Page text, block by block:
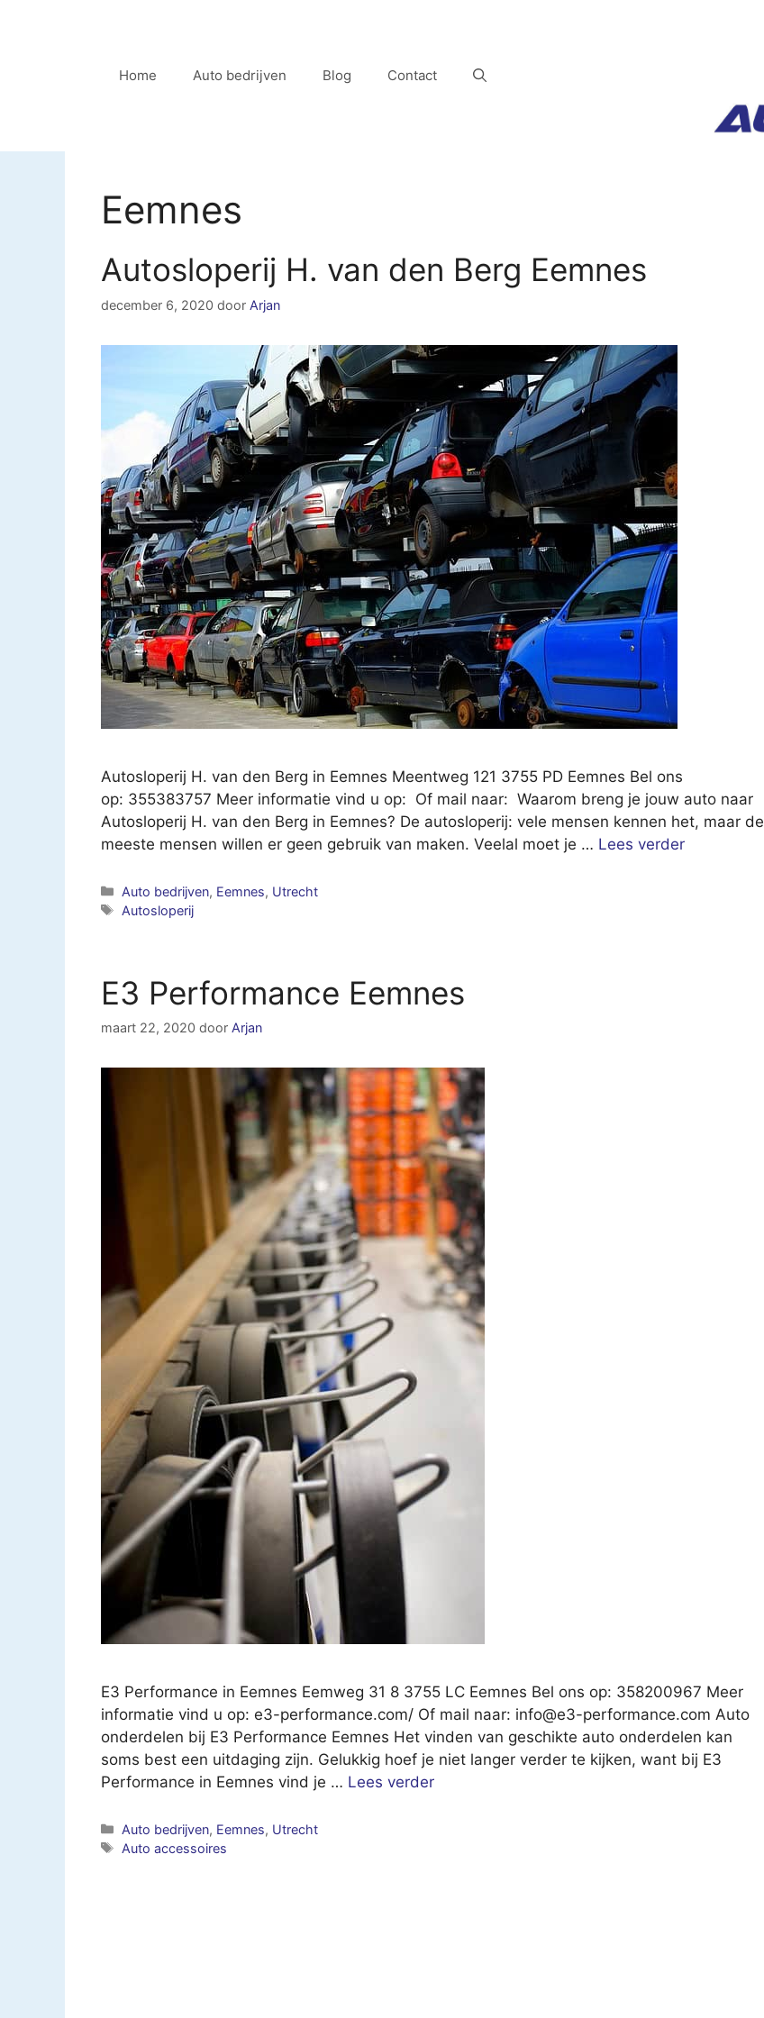
Home Auto bedrijven Blog Contact
Eemnes
Autosloperij H. van den Berg Eemnes
december 6, 2020 door Arjan
Autosloperij H. van den Berg in Eemnes Meentweg 121 3755 PD Eemnes Bel ons
op: 355383757 Meer informatie vind u op: Of mail naar: Waarom breng je jouw auto naar
Autosloperij H. van den Berg in Eemnes? De autosloperij: vele mensen kennen het, maar de
meeste mensen willen er geen gebruik van maken. Veelal moet je … Lees verder
Categorieën
Auto bedrijven, Eemnes, Utrecht
Tags
Autosloperij
E3 Performance Eemnes
maart 22, 2020 door Arjan
E3 Performance in Eemnes Eemweg 31 8 3755 LC Eemnes Bel ons op: 358200967 Meer
informatie vind u op: e3-performance.com/ Of mail naar: info@e3-performance.com Auto
onderdelen bij E3 Performance Eemnes Het vinden van geschikte auto onderdelen kan
soms best een uitdaging zijn. Gelukkig hoef je niet langer verder te kijken, want bij E3
Performance in Eemnes vind je … Lees verder
Categorieën
Auto bedrijven, Eemnes, Utrecht
Tags
Auto accessoires